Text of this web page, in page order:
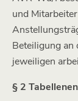
und
Beteiligung an
jeweiligen
§ 2